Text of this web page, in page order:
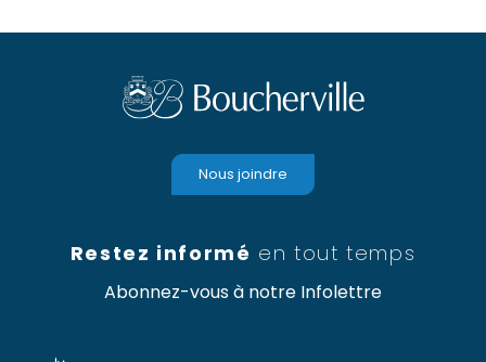
Restez informé en tout temps
Abonnez-vous à notre Infolettre
Nous joindre